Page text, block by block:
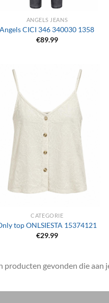
ANGELS JEANS
Angels CICI 346 340030 1358
€89.99
CATEGORIE
top ONLSIESTA 15374121
€29.99
producten gevonden die aan